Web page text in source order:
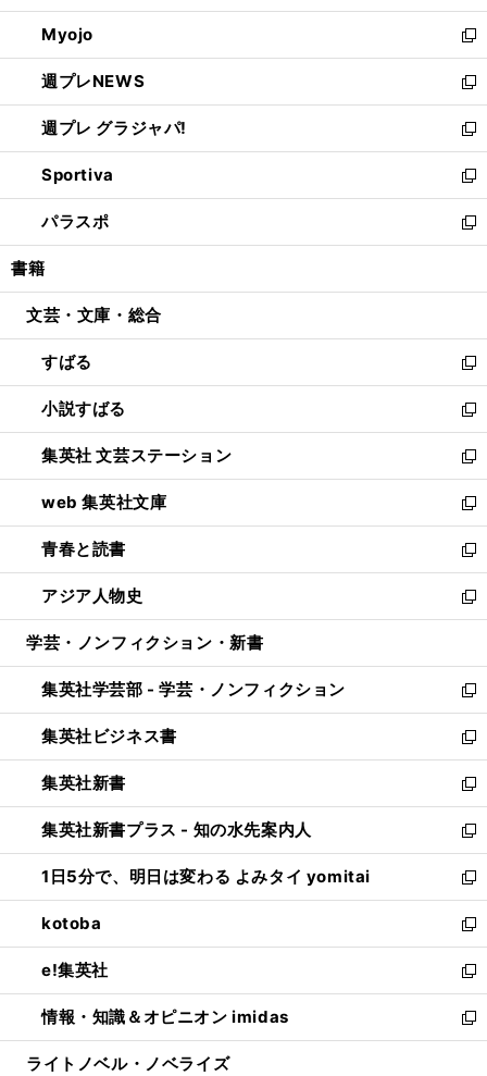
開
く
ウ
で
開
く
ン
ド
ウ
で
開
く
ウ
ィ
ン
ド
ウ
で
開
く
Myojo
新
し
い
ウ
ィ
ン
ド
ウ
で
開
週プレNEWS
新
し
い
ウ
ィ
ン
ド
ウ
開
週プレ グラジャパ!
新
し
い
ウ
ィ
ン
ウ
開
く
Sportiva
新
し
い
ウ
ン
ウ
で
開
く
パラスポ
新
し
ウ
ン
ド
ウ
で
開
く
書籍
文芸・文庫・総合
すばる
新
し
い
ウ
ィ
ン
ド
ウ
で
開
く
小説すばる
新
し
い
ウ
ィ
ン
ド
ウ
で
開
集英社 文芸ステーション
新
し
い
ウ
ィ
ン
ド
ウ
開
く
web 集英社文庫
新
し
い
ウ
ィ
ン
ウ
で
開
く
青春と読書
新
し
い
ウ
ン
ド
ウ
で
開
く
アジア人物史
新
し
ウ
ィ
ン
ド
ウ
で
開
く
学芸・ノンフィクション・新書
集英社学芸部 - 学芸・ノンフィクション
新
し
い
ウ
ィ
ン
ド
ウ
で
開
く
集英社ビジネス書
新
し
い
ウ
ィ
ン
ド
ウ
で
開
く
集英社新書
新
し
い
ウ
ィ
ン
ド
ウ
で
開
く
集英社新書プラス - 知の水先案内人
新
し
い
ウ
ィ
ン
ド
ウ
で
開
1日5分で、明日は変わる よみタイ yomitai
新
し
い
ウ
ィ
ン
ド
ウ
kotoba
新
し
い
ウ
ィ
ン
e!集英社
新
し
い
ウ
情報・知識＆オピニオン imidas
新
し
ライトノベル・ノベライズ